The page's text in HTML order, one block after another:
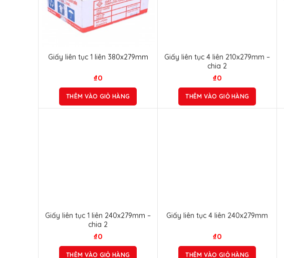
Giấy liên tục 1 liên 380x279mm
₫0
THÊM VÀO GIỎ HÀNG
Giấy liên tục 4 liên 210x279mm –
chia 2
₫0
THÊM VÀO GIỎ HÀNG
Giấy liên tục 1 liên 240x279mm –
chia 2
₫0
THÊM VÀO GIỎ HÀNG
Giấy liên tục 4 liên 240x279mm
₫0
THÊM VÀO GIỎ HÀNG